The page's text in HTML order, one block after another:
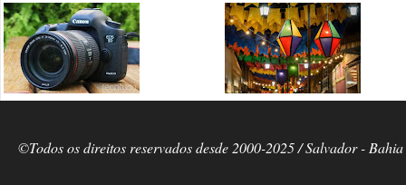
©Todos os direitos reservados desde 2000-2025 / Salvador -